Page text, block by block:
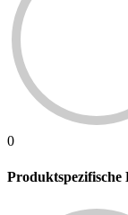
0
Produktspezifische